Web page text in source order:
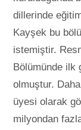
dillerinde
Kayşek bu
istemiştir.
Bölümünde ilk
olmuştur.
üyesi olarak
milyondan